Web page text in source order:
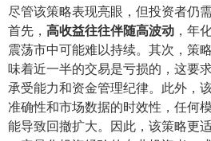
尽管该策略表现亮眼，但投资者仍
首先， 高收益往往伴随高波动 ，年
震荡市中可能难以持续。其次，策
味着近一半的交易是亏损的，这要
承受能力和资金管理纪律。此外，
准确性和市场数据的时效性，任何
能导致回撤扩大。因此，该策略更